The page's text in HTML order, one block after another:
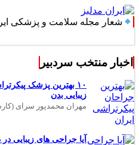
شعار مجله سلامت و پزشکی
ایران
اخبار منتخب سردبیر
۱۰ بهترین پزشک
زیبایی بدن
مهران محمدپور سرای
آیا جراحی های زیبایی